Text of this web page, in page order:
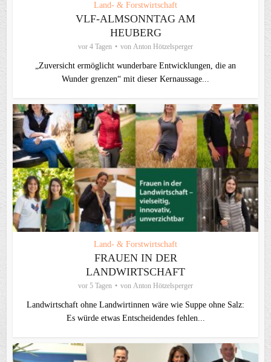
Land- & Forstwirtschaft
VLF-ALMSONNTAG AM
HEUBERG
vor 4 Tagen von Anton Hötzelsperger
„Zuversicht ermöglicht wunderbare Entwicklungen, die an
Wunder grenzen“ mit dieser Kernaussage...
Land- & Forstwirtschaft
FRAUEN IN DER
LANDWIRTSCHAFT
vor 5 Tagen von Anton Hötzelsperger
Landwirtschaft ohne Landwirtinnen wäre wie Suppe ohne Salz:
Es würde etwas Entscheidendes fehlen...